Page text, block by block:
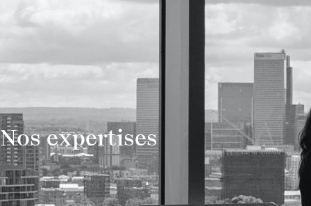
Nos expertises